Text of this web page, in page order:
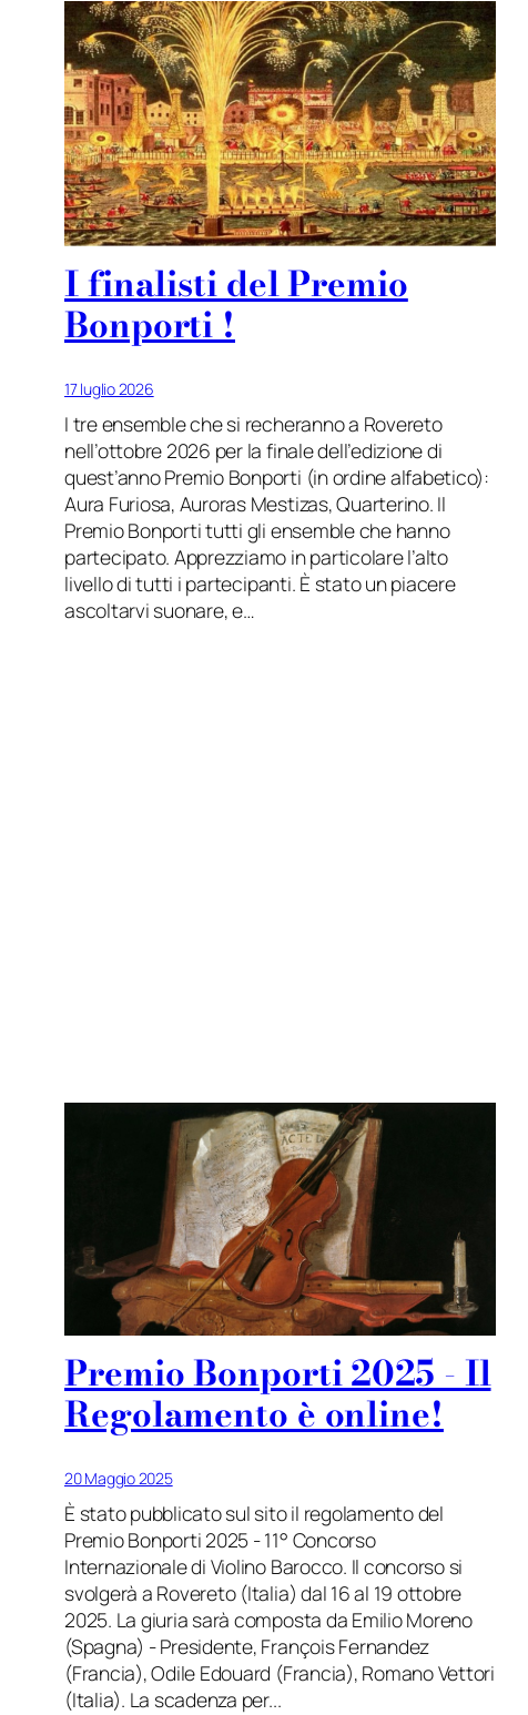
I finalisti del Premio
Bonporti !
17 luglio 2026
I tre ensemble che si recheranno a Rovereto
nell’ottobre 2026 per la finale dell’edizione di
quest’anno Premio Bonporti (in ordine alfabetico):
Aura Furiosa, Auroras Mestizas, Quarterino. Il
Premio Bonporti tutti gli ensemble che hanno
partecipato. Apprezziamo in particolare l’alto
livello di tutti i partecipanti. È stato un piacere
ascoltarvi suonare, e…
Premio Bonporti 2025 - Il
Regolamento è online!
20 Maggio 2025
È stato pubblicato sul sito il regolamento del
Premio Bonporti 2025 - 11° Concorso
Internazionale di Violino Barocco. Il concorso si
svolgerà a Rovereto (Italia) dal 16 al 19 ottobre
2025. La giuria sarà composta da Emilio Moreno
(Spagna) - Presidente, François Fernandez
(Francia), Odile Edouard (Francia), Romano Vettori
(Italia). La scadenza per...